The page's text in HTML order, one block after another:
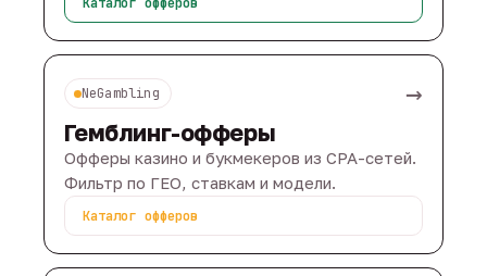
NeGambling →
Гемблинг-офферы
Офферы казино и букмекеров из CPA-сетей.
Фильтр по ГЕО, ставкам и модели.
Каталог офферов